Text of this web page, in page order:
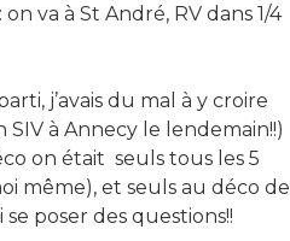
va à St André, RV dans 1/4
j’avais du mal à y croire
à Annecy le lendemain!!)
on était seuls tous les 5
même), et seuls au déco de
poser des questions!!